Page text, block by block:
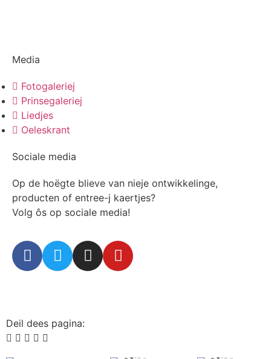
Media
Fotogaleriej
Prinsegaleriej
Liedjes
Oeleskrant
Sociale media
Op de hoëgte blieve van nieje ontwikkelinge,
producten of entree-j kaertjes?
Volg ôs op sociale media!
Deil dees pagina: